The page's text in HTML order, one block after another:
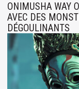
ONIMUSHA WAY
AVEC DES
DÉGOULINANTS